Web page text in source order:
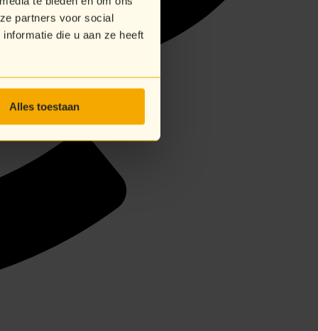
partners voor social
die u aan ze heeft
Alles toestaan